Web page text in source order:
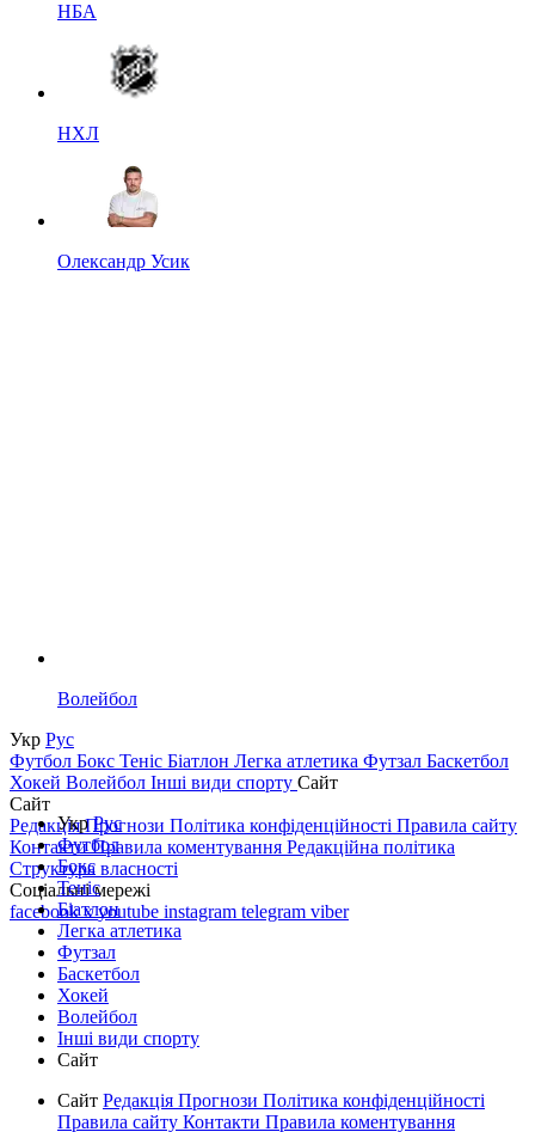
НБА
НХЛ
Олександр Усик
Волейбол
Укр Рус
Футбол Бокс Теніс Біатлон Легка атлетика Футзал Баскетбол
Хокей Волейбол Інші види спорту Сайт
Сайт
РедакціяПрогнози Політика конфіденційності Правила сайту
КонтактиПравила коментування Редакційна політика
Структура власності
Соціальні мережі
facebookxyoutube instagram telegram viber
УкрРус
Футбол
Бокс
Теніс
Біатлон
Легка атлетика
Футзал
Баскетбол
Хокей
Волейбол
Інші види спорту
Сайт
Сайт Редакція Прогнози Політика конфіденційності
Правила сайту Контакти Правила коментування